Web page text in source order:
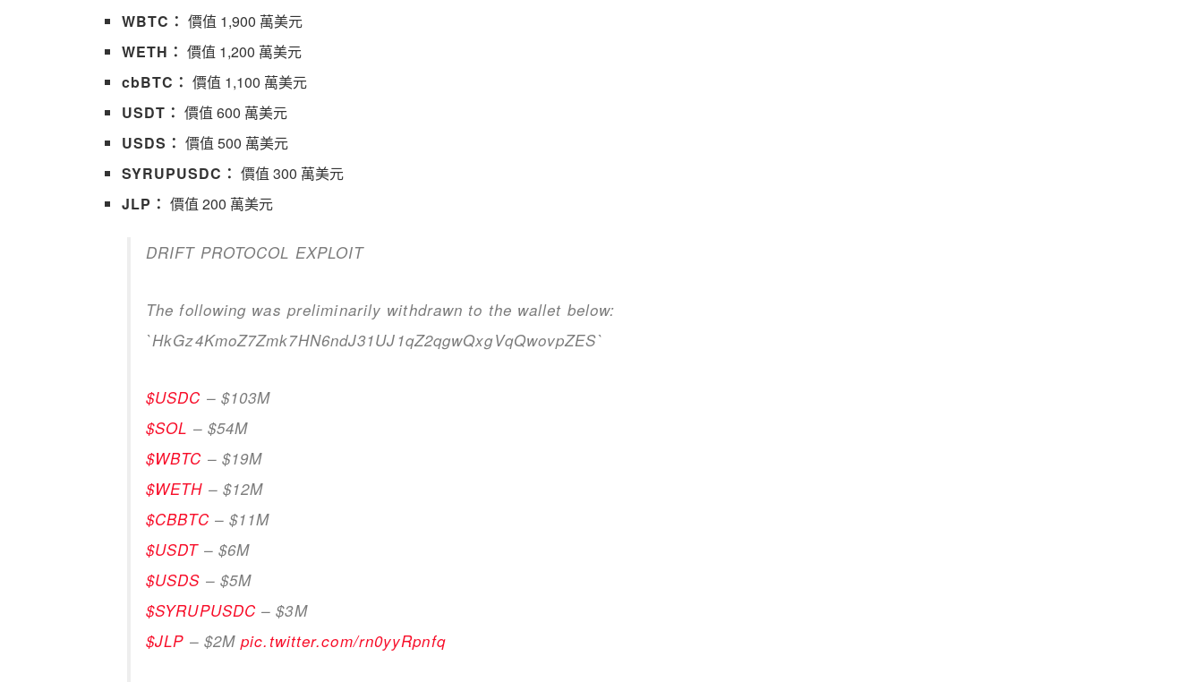
WBTC： 價值 1,900 萬美元
WETH： 價值 1,200 萬美元
cbBTC： 價值 1,100 萬美元
USDT： 價值 600 萬美元
USDS： 價值 500 萬美元
SYRUPUSDC： 價值 300 萬美元
JLP： 價值 200 萬美元
DRIFT PROTOCOL EXPLOIT
The following was preliminarily withdrawn to the wallet below:
`HkGz4KmoZ7Zmk7HN6ndJ31UJ1qZ2qgwQxgVqQwovpZES`
$USDC – $103M
$SOL – $54M
$WBTC – $19M
$WETH – $12M
$CBBTC– $11M
$USDT– $6M
$USDS – $5M
$SYRUPUSDC – $3M
$JLP – $2Mpic.twitter.com/rn0yyRpnfq